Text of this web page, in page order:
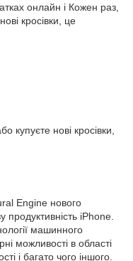
онлайн і Кожен раз,
кросівки, це
купуєте нові кросівки,
Engine нового
продуктивність iPhone.
машинного
можливості в області
і багато чого іншого.